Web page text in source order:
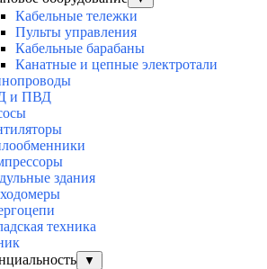
Кабельные тележки
Пульты управления
Кабельные барабаны
Канатные и цепные электротали
и ПВД
здания
техника
▼